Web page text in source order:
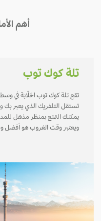
أهم
تلة كوك توب
تقع تلة كوك توب الخلّابة في وسط
تستقل التلفريك الذي يعبر بك
يمكنك التمتع بمنظر مذهل
ويعتبر وقت الغروب هو أفضل وقت